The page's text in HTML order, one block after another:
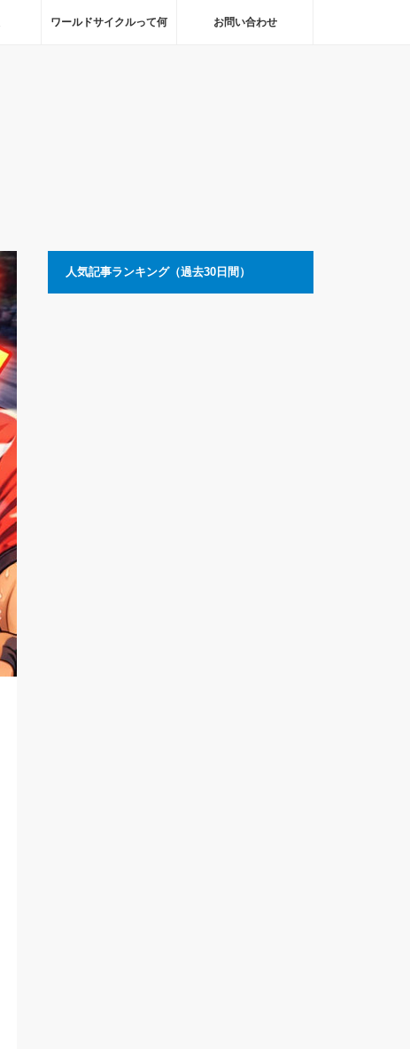
ワールドサイクルって何 お問い合わせ
人気記事ランキング（過去30日間）